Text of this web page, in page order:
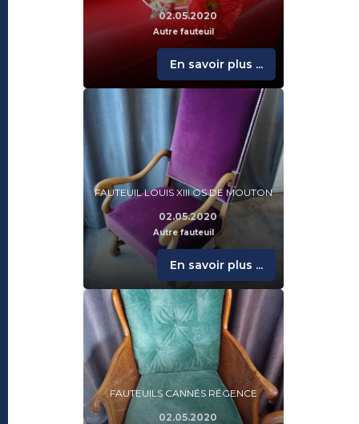
02.05.2020
Autre fauteuil
En savoir plus ...
FAUTEUIL LOUIS XIII OS DE MOUTON
02.05.2020
Autre fauteuil
En savoir plus ...
FAUTEUILS CANNÉS RÉGENCE
02.05.2020